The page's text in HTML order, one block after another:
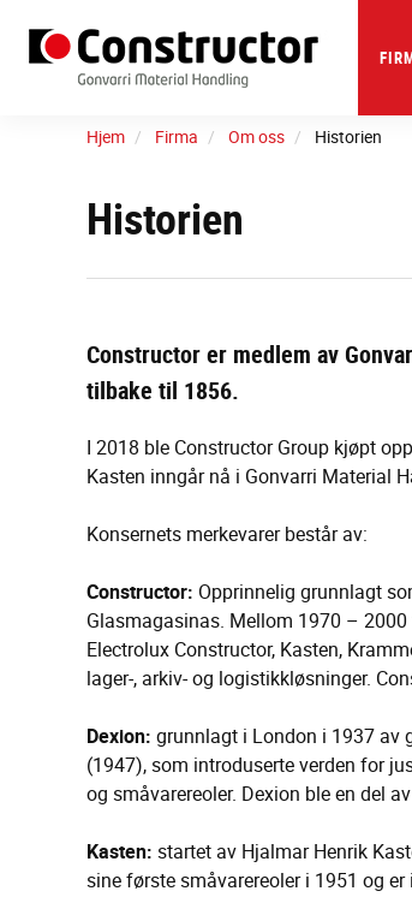
main
Hjem Firma Om oss Historien
Historien
Constructor er medlem av
tilbake til 1856.
I 2018 ble Constructor Group kjøpt
Kasten inngår nå i Gonvarri Material
Konsernets merkevarer består av:
Constructor: Opprinnelig grunnlagt
Glasmagasinas. Mellom 1970 –
Electrolux Constructor, Kasten,
lager-, arkiv- og logistikkløsninger.
Dexion: grunnlagt i London i 1937 av
(1947), som introduserte verden for
og småvarereoler. Dexion ble en del
Kasten: startet av Hjalmar Henrik
sine første småvarereoler i 1951 og